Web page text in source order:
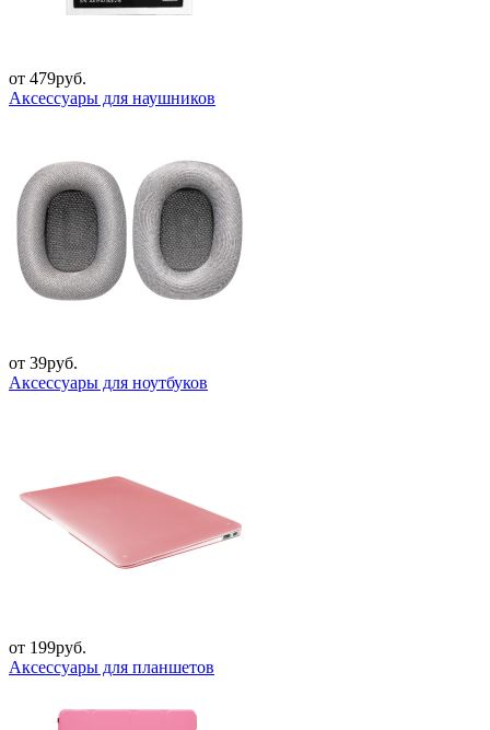
от 479руб.
Аксессуары для наушников
от 39руб.
Аксессуары для ноутбуков
от 199руб.
Аксессуары для планшетов